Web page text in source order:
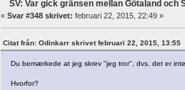
SV: Var gick gränsen mellan Götaland och
« Svar #348 skrivet: februari 22, 2015, 22:49 »
Citat från: Odinkarr skrivet februari 22, 2015, 13:55
Du bemærkede at jeg skrev "jeg tror", dvs. det er
Hvorfor?